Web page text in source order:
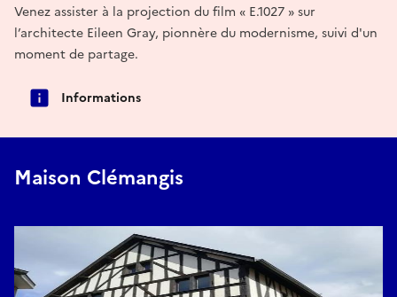
Venez assister à la projection du film « E.1027 » sur
l’architecte Eileen Gray, pionnère du modernisme, suivi d'un
moment de partage.
Informations
Maison Clémangis